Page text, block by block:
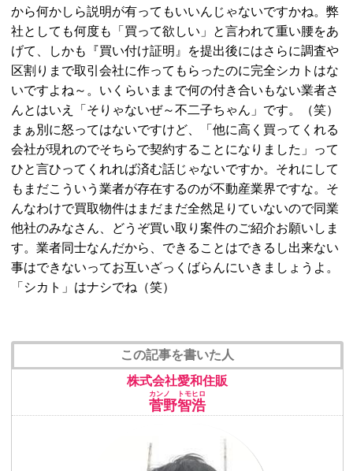
から何かしら説明が有ってもいいんじゃないですかね。弊
社としても何度も「買って欲しい」と言われて重い腰をあ
げて、しかも『買い付け証明』を提出後にはさらに調査や
区割りまで取引会社に作ってもらったのに完全シカトはな
いですよね～。いくらいままで何の付き合いもない業者さ
んとはいえ「そりゃないぜ～不二子ちゃん」です。（笑）
まぁ別に怒ってはないですけど、「他に高く買ってくれる
会社が現れのでそちらで契約することになりました」って
ひと言ひってくれれば済む話じゃないですか。それにして
もまだこういう業者が存在するのが不動産業界ですな。そ
んなわけで買取物件はまだまだ全然足りていないので同業
他社のみなさん、どうぞ買い取り案件のご紹介お願いしま
す。業者同士なんだから、できることはできるし出来ない
事はできないってお互いざっくばらんにいきましょうよ。
「シカト」はナシでね（笑）
この記事を書いた人
株式会社愛和住販
菅野智浩
カンノ トモヒロ